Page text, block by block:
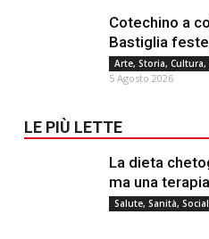
Cotechino a
Bastiglia
Arte, Storia,
5 Agosto 2026
LE PIÙ LETTE
La dieta
ma una
Salute, Sanità,